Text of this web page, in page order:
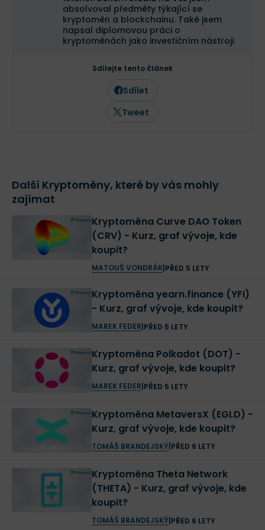
Nelze je zpětně vyměnit za podkladové
aktivum. Pokud má uživatel syntetický
musí tento uživatel najít protistranu, která
bude ochotna tuto směnu provést.
Syntetická aktiva nemohou působit v
Špatná vykonatelnost likvidačních
mechanismů v době vysoké volatility trhu,
kdy může dojít k výrazným odchylkám ceny
syntetického aktiva a jeho podkladového
aktiva.
zablokovat pomocí třetí strany (správce,angl.
custodian
) a dostat za něj token ERC-20 jako třeba
WBTC, imBTC, TBTC, a pBTC. Jsou s tím spojené
určité problémy:
WBTC a imBTC mají svou úschovu (tedy
Bitcoin) u centralizovaného institucionálního
tedy nemohou rovnou vytvořit nebo
zlikvidovat WBTC bez zásahu třetí strany.
přináší riziko likvidace pozice.
pTokenBTC předpokládá, že jeho systém je
bezpečný z hlediska možných kyberútoků,
absolvoval předměty týkající se
kryptoměn a blockchainu. Také jsem
napsal diplomovou práci o
kryptoměnách jako investičním nástroji.
Sdílejte tento článek
Sdílet
Tweet
Další Kryptoměny, které by vás mohly
zajímat
Kryptoměna Curve DAO Token
(CRV) - Kurz, graf vývoje, kde
koupit?
MATOUŠ VONDRÁK| PŘED 5 LETY
Kryptoměna yearn.finance (YFI)
- Kurz, graf vývoje, kde koupit?
MAREK FEDER PŘED 5 LETY
Kryptoměna Polkadot (DOT) -
Kurz, graf vývoje, kde koupit?
MAREK FEDER PŘED 5 LETY
Kryptoměna MetaversX (EGLD) -
Kurz, graf vývoje, kde koupit?
TOMÁŠ BRANDEJSKÝ PŘED 6 LETY
Kryptoměna Theta Network
(THETA) - Kurz, graf vývoje, kde
koupit?
TOMÁŠ BRANDEJSKÝ PŘED 6 LETY